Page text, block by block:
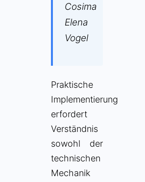
Cosima
Elena
Vogel
Praktische
Implementierung
erfordert
Verständnis
sowohl der
technischen
Mechanik